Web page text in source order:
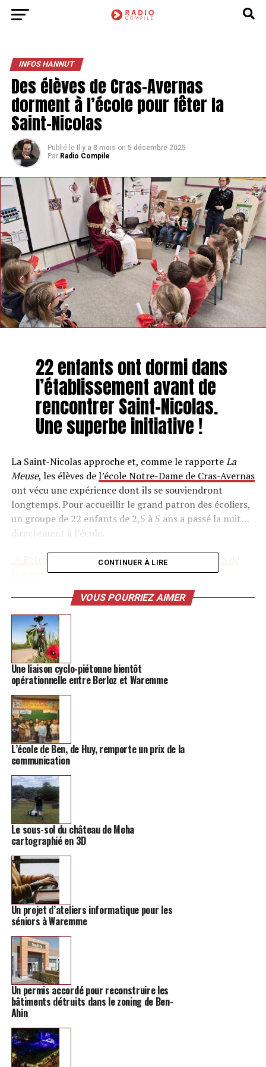
INFOS HANNUT
Des élèves de Cras-Avernas
dorment à l’école pour fêter la
Saint-Nicolas
Publié le Il y a 8 mois on 5 décembre 2025
Par Radio Compile
22 enfants ont dormi dans
l’établissement avant de
rencontrer Saint-Nicolas.
Une superbe initiative !
La Saint-Nicolas approche et, comme le rapporteLa
Meuse, les élèves del’école Notre-Dame de Cras-Avernas
ont vécu une expérience dont ils se souviendront
longtemps. Pour accueillir le grand patron des écoliers,
un groupe de 22 enfants de 2,5 à 5 ans a passé la nuit…
directement à l’école.
-> Retrouvez toutes les informations sur la région de
Les enseignantes avaient organisé une véritable soirée
pyjama : arrivée en pyjama dès 18h30, installation dans
le local sieste, petit apéritif convivial et raviolis partagés
entre camarades. Les enfants ont ensuite regardé un
film avant de s’endormir tôt, impatients de la surprise
prévue pour le lendemain.
CONTINUER À LIRE
VOUS POURRIEZ AIMER
Une liaison cyclo-piétonne bientôt
opérationnelle entre Berloz et Waremme
L’école de Ben, de Huy, remporte un prix de la
communication
Le sous-sol du château de Moha
cartographié en 3D
Un projet d’ateliers informatique pour les
séniors à Waremme
Un permis accordé pour reconstruire les
bâtiments détruits dans le zoning de Ben-
Ahin